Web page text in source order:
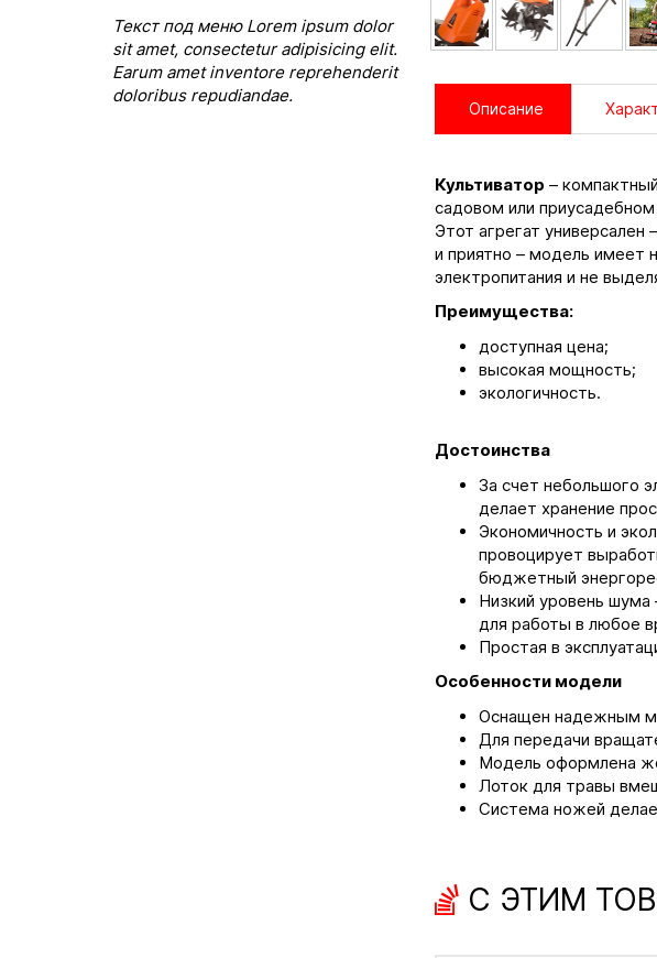
Текст под меню Lorem ipsum dolor
sit amet, consectetur adipisicing elit.
Earum amet inventore reprehenderit
doloribus repudiandae.
Описание
Культиватор –
садовом или
Этот агрегат
и приятно – модель имеет
электропитания и не
Преимущества:
доступная цена;
высокая мощность;
экологичность.
Достоинства
За счет небольшого
делает хранение
Экономичность и
провоцирует
бюджетный
Низкий уровень
для работы в любое
Простая в
Особенности модели
Оснащен надежным
Для передачи
Модель оформлена
Лоток для травы
Система ножей
С ЭТИМ